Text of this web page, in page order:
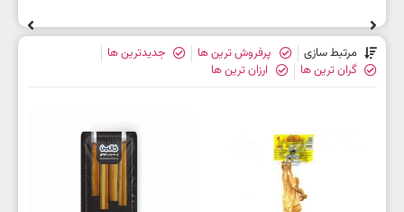
مرتبط سازی پرفروش ترین ها
جدیدترین ها
گران ترین ها
ارزان ترین ها